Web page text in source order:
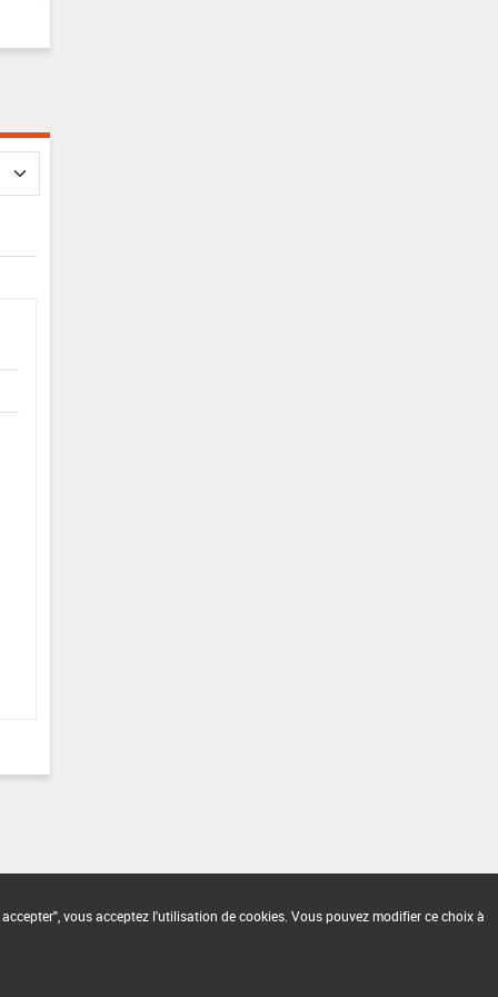
vous acceptez l'utilisation de cookies. Vous pouvez modifier ce choix à